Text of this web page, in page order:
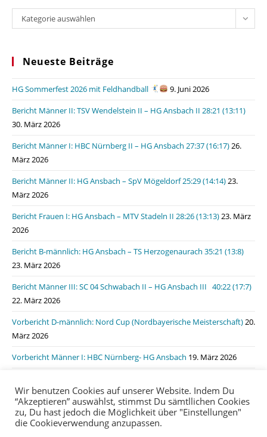
Kategorien
Kategorie auswählen
Neueste Beiträge
HG Sommerfest 2026 mit Feldhandball
9. Juni 2026
Bericht Männer II: TSV Wendelstein II – HG Ansbach II 28:21 (13:11)
30. März 2026
Bericht Männer I: HBC Nürnberg II – HG Ansbach 27:37 (16:17)26.
März 2026
Bericht Männer II: HG Ansbach – SpV Mögeldorf 25:29 (14:14)23.
März 2026
Bericht Frauen I: HG Ansbach – MTV Stadeln II 28:26 (13:13)23. März
2026
Bericht B-männlich: HG Ansbach – TS Herzogenaurach 35:21 (13:8)
23. März 2026
Bericht Männer III: SC 04 Schwabach II – HG Ansbach III 40:22 (17:7)
22. März 2026
Vorbericht D-männlich: Nord Cup (Nordbayerische Meisterschaft)20.
März 2026
Vorbericht Männer I: HBC Nürnberg- HG Ansbach 19. März 2026
19. März 2026
Wir benutzen Cookies auf unserer Website. Indem Du
“Akzeptieren” auswählst, stimmst Du sämtllichen Cookies
zu, Du hast jedoch die Möglichkeit über "Einstellungen"
die Cookieverwendung anzupassen.